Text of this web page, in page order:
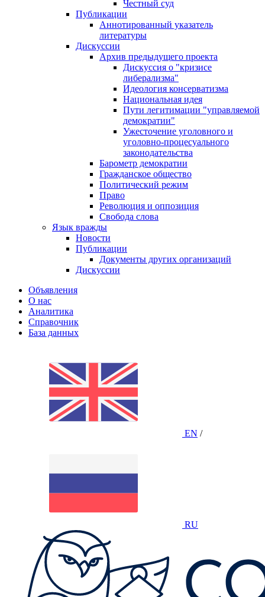
Честный суд
Публикации
Аннотированный указатель
литературы
Дискуссии
Архив предыдущего проекта
Дискуссия о "кризисе
либерализма"
Идеология консерватизма
Национальная идея
Пути легитимации "управляемой
демократии"
Ужесточение уголовного и
уголовно-процесуального
законодательства
Барометр демократии
Гражданское общество
Политический режим
Право
Революция и оппозиция
Свобода слова
Язык вражды
Новости
Публикации
Документы других организаций
Дискуссии
Объявления
О нас
Аналитика
Справочник
База данных
EN /
RU